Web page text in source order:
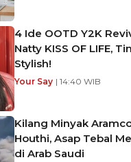
4 Ide OOTD Y2K
Natty KISS OF LIFE,
Stylish!
Your Say | 14:40 WIB
Kilang Minyak
Houthi, Asap Tebal
di Arab Saudi